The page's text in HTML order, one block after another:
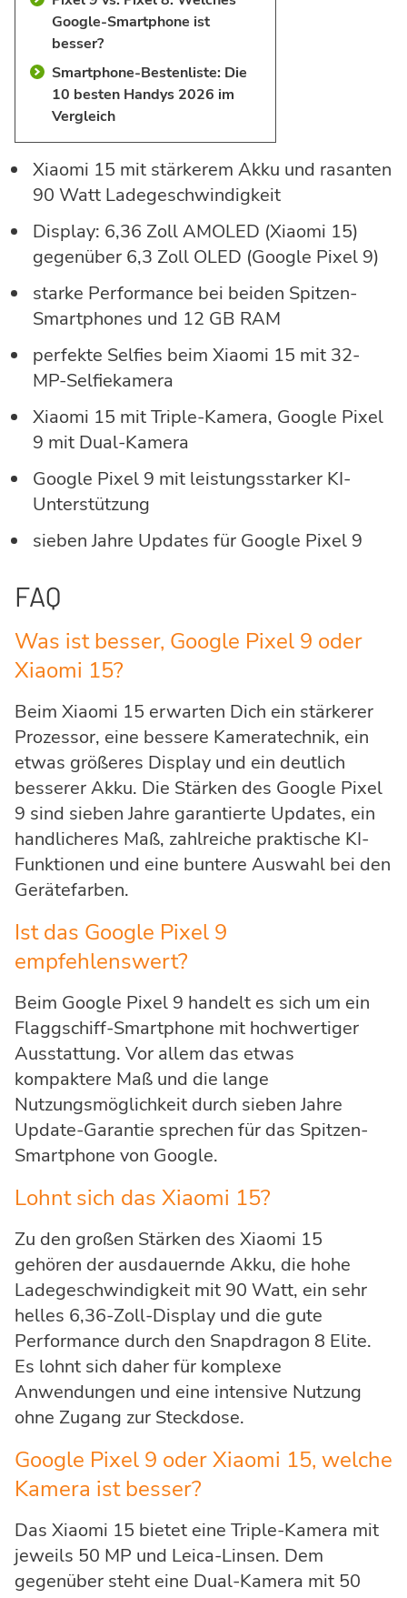
Google-Smartphone ist
besser?
Smartphone-Bestenliste: Die
10 besten Handys 2026 im
Vergleich
Xiaomi 15 mit stärkerem Akku und rasanten
90 Watt Ladegeschwindigkeit
Display: 6,36 Zoll AMOLED (Xiaomi 15)
gegenüber 6,3 Zoll OLED (Google Pixel 9)
starke Performance bei beiden Spitzen-
Smartphones und 12 GB RAM
perfekte Selfies beim Xiaomi 15 mit 32-
MP-Selfiekamera
Xiaomi 15 mit Triple-Kamera, Google Pixel
9 mit Dual-Kamera
Google Pixel 9 mit leistungsstarker KI-
Unterstützung
sieben Jahre Updates für Google Pixel 9
FAQ
Was ist besser, Google Pixel 9 oder
Xiaomi 15?
Beim Xiaomi 15 erwarten Dich ein stärkerer
Prozessor, eine bessere Kameratechnik, ein
etwas größeres Display und ein deutlich
besserer Akku. Die Stärken des Google Pixel
9 sind sieben Jahre garantierte Updates, ein
handlicheres Maß, zahlreiche praktische KI-
Funktionen und eine buntere Auswahl bei den
Gerätefarben.
Ist das Google Pixel 9
empfehlenswert?
Beim Google Pixel 9 handelt es sich um ein
Flaggschiff-Smartphone mit hochwertiger
Ausstattung. Vor allem das etwas
kompaktere Maß und die lange
Nutzungsmöglichkeit durch sieben Jahre
Update-Garantie sprechen für das Spitzen-
Smartphone von Google.
Lohnt sich das Xiaomi 15?
Zu den großen Stärken des Xiaomi 15
gehören der ausdauernde Akku, die hohe
Ladegeschwindigkeit mit 90 Watt, ein sehr
helles 6,36-Zoll-Display und die gute
Performance durch den Snapdragon 8 Elite.
Es lohnt sich daher für komplexe
Anwendungen und eine intensive Nutzung
ohne Zugang zur Steckdose.
Google Pixel 9 oder Xiaomi 15, welche
Kamera ist besser?
Das Xiaomi 15 bietet eine Triple-Kamera mit
jeweils 50 MP und Leica-Linsen. Dem
gegenüber steht eine Dual-Kamera mit 50